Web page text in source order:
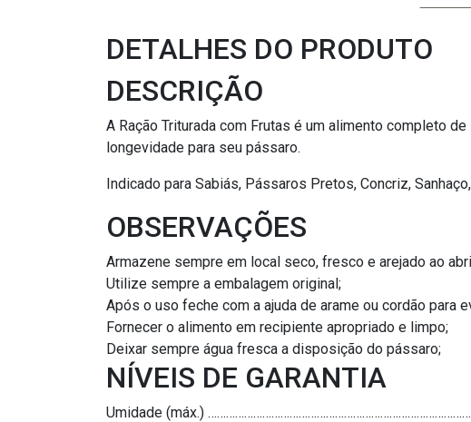
DETALHES DO PRODUTO
DESCRIÇÃO
A Ração Triturada com Frutas é um alimento completo de
longevidade para seu pássaro.
Indicado para Sabiás, Pássaros Pretos, Concriz,
OBSERVAÇÕES
Armazene sempre em local seco, fresco e arejado ao
Utilize sempre a embalagem original;
Após o uso feche com a ajuda de arame ou cordão para
Fornecer o alimento em recipiente apropriado e limpo;
Deixar sempre água fresca a disposição do pássaro;
NÍVEIS DE GARANTIA
Umidade (máx.)